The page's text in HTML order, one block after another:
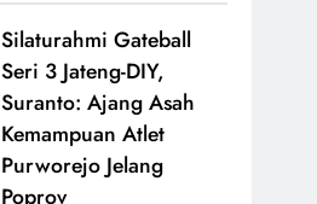
Silaturahmi Gateball
Seri 3 Jateng-DIY,
Suranto: Ajang Asah
Kemampuan Atlet
Purworejo Jelang
Poprov